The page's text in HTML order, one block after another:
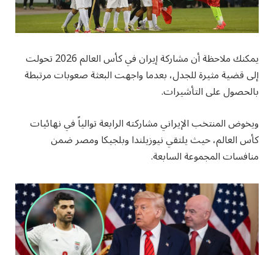
يمكنك ملاحظة أن مشاركة إيران في كأس العالم 2026 تحولت
إلى قضية مثيرة للجدل، بعدما واجهت البعثة صعوبات مرتبطة
بالحصول على التأشيرات.
ويخوض المنتخب الإيراني مشاركته الرابعة توالياً في نهائيات
كأس العالم، حيث يلتقي نيوزيلندا وبلجيكا ومصر ضمن
منافسات المجموعة السابعة.